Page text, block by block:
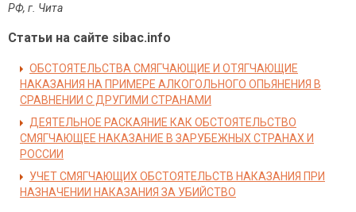
РФ, г. Чита
Статьи на сайте sibac.info
ОБСТОЯТЕЛЬСТВА СМЯГЧАЮЩИЕ И ОТЯГЧАЮЩИЕ
НАКАЗАНИЯ НА ПРИМЕРЕ АЛКОГОЛЬНОГО ОПЬЯНЕНИЯ В
СРАВНЕНИИ С ДРУГИМИ СТРАНАМИ
ДЕЯТЕЛЬНОЕ РАСКАЯНИЕ КАК ОБСТОЯТЕЛЬСТВО
СМЯГЧАЮЩЕЕ НАКАЗАНИЕ В ЗАРУБЕЖНЫХ СТРАНАХ И
РОССИИ
УЧЕТ СМЯГЧАЮЩИХ ОБСТОЯТЕЛЬСТВ НАКАЗАНИЯ ПРИ
НАЗНАЧЕНИИ НАКАЗАНИЯ ЗА УБИЙСТВО